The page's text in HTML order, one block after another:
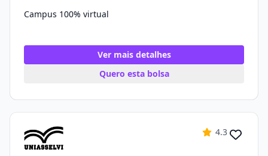
Campus 100% virtual
Ver mais detalhes
Quero esta bolsa
4.3